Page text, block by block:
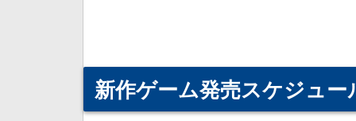
新作ゲーム発売スケジュー